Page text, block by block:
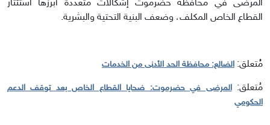
المرضى في محافظة حضرموت إشكالات متعددة أبرزها استئثار
القطاع الخاص المكلف، وضعف البنية التحتية والبشرية.
مُُتعلق: الضالع: محافظة الحد الأدنى من الخدمات
مُتعلق:المرضى في حضرموت: ضحايا القطاع الخاص بعد توقف الدعم
الحكومي